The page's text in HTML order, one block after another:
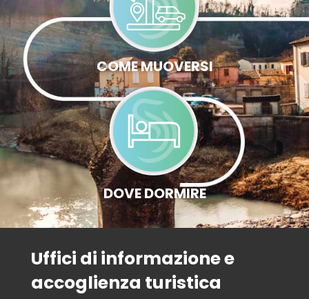
COME MUOVERSI
DOVE DORMIRE
Uffici di informazione e
accoglienza turistica